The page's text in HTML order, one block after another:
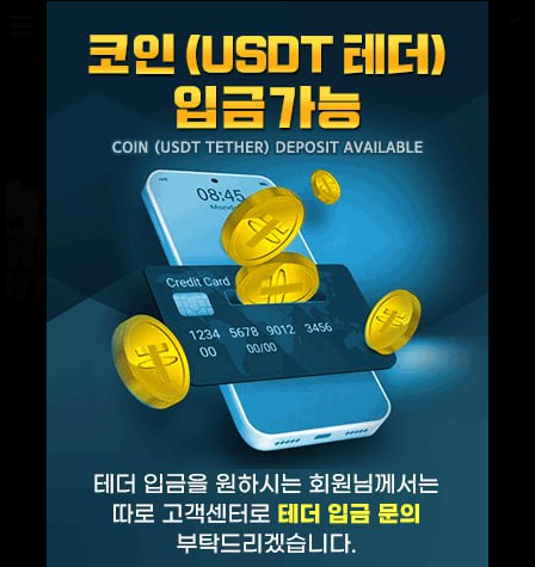
해외형 스포츠 스페설 라이브스포츠
라이브카지노 쪽지 페이백